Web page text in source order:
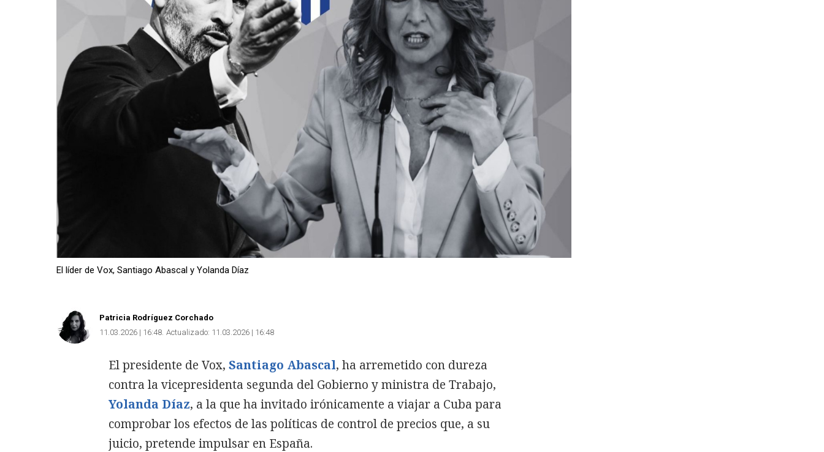
El líder de Vox, Santiago Abascal y Yolanda Díaz
Patricia Rodríguez Corchado
11.03.2026 | 16:48 Actualizado: 11.03.2026 | 16:48
El presidente de Vox, Santiago Abascal, ha arremetido con dureza
contra la vicepresidenta segunda del Gobierno y ministra de Trabajo,
Yolanda Díaz, a la que ha invitado irónicamente a viajar a Cuba para
comprobar los efectos de las políticas de control de precios que, a su
juicio, pretende impulsar en España.